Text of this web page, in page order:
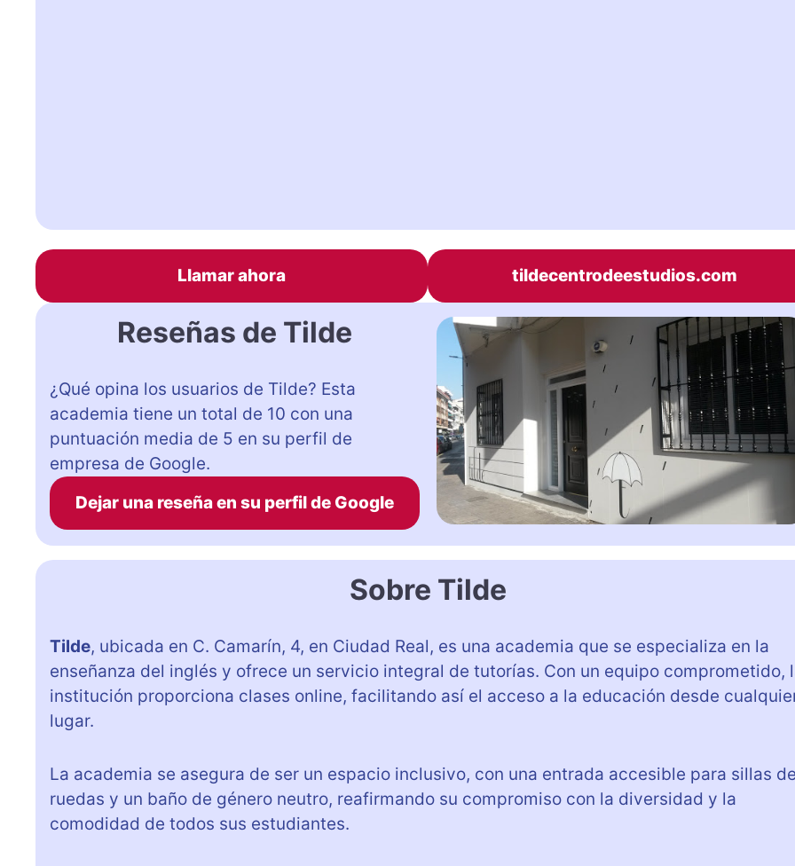
Llamar ahora tildecentrodeestudios.com
Reseñas de Tilde
¿Qué opina los usuarios de Tilde? Esta
academia tiene un total de 10 con una
puntuación media de 5 en su perfil de
empresa de Google.
Dejar una reseña en su perfil de Google
Sobre Tilde
Tilde, ubicada en C. Camarín, 4, en Ciudad Real, es una academia que se especializa en la
enseñanza del inglés y ofrece un servicio integral de tutorías. Con un equipo comprometido,
institución proporciona clases online, facilitando así el acceso a la educación desde
lugar.
La academia se asegura de ser un espacio inclusivo, con una entrada accesible para sillas de
ruedas y un baño de género neutro, reafirmando su compromiso con la diversidad y la
comodidad de todos sus estudiantes.